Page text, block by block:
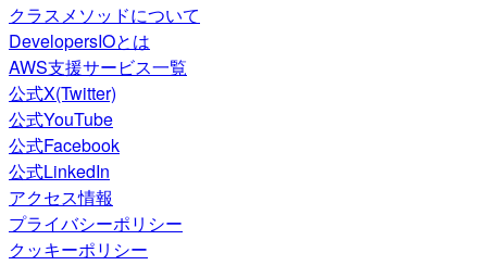
クラスメソッドについて
DevelopersIOとは
AWS支援サービス一覧
公式X(Twitter)
公式YouTube
公式Facebook
公式LinkedIn
アクセス情報
プライバシーポリシー
クッキーポリシー